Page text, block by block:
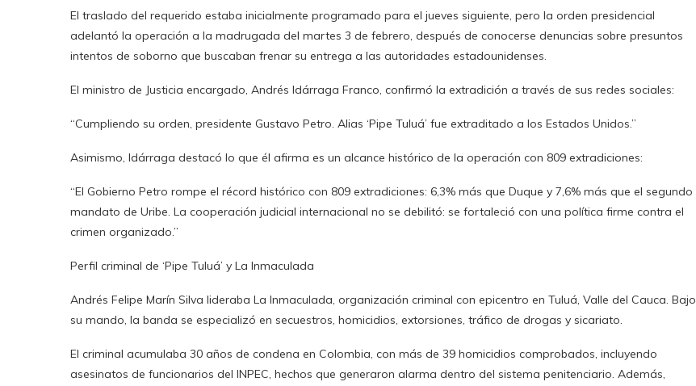
El traslado del requerido estaba inicialmente programado para el jueves siguiente, pero la orden presidencial
adelantó la operación a la madrugada del martes 3 de febrero, después de conocerse denuncias sobre presuntos
intentos de soborno que buscaban frenar su entrega a las autoridades estadounidenses.
El ministro de Justicia encargado, Andrés Idárraga Franco, confirmó la extradición a través de sus redes sociales:
“Cumpliendo su orden, presidente Gustavo Petro. Alias ‘Pipe Tuluá’ fue extraditado a los Estados Unidos.”
Asimismo, Idárraga destacó lo que él afirma es un alcance histórico de la operación con 809 extradiciones:
“El Gobierno Petro rompe el récord histórico con 809 extradiciones: 6,3% más que Duque y 7,6% más que el segundo
mandato de Uribe. La cooperación judicial internacional no se debilitó: se fortaleció con una política firme contra el
crimen organizado.”
Perfil criminal de ‘Pipe Tuluá’ y La Inmaculada
Andrés Felipe Marín Silva lideraba La Inmaculada, organización criminal con epicentro en Tuluá, Valle del Cauca. Bajo
su mando, la banda se especializó en secuestros, homicidios, extorsiones, tráfico de drogas y sicariato.
El criminal acumulaba 30 años de condena en Colombia, con más de 39 homicidios comprobados, incluyendo
asesinatos de funcionarios del INPEC, hechos que generaron alarma dentro del sistema penitenciario. Además,